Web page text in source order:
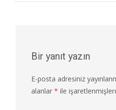
Bir yanıt yazın
E-posta adresiniz
alanlar * ile